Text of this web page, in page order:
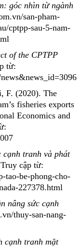
góc nhìn từ ngành
san-pham-
cptpp-sau-5-nam-
of the CPTPP
từ:
F. (2020). The
fisheries exports
Economics and
cạnh tranh và phát
Truy cập từ:
tao-be-phong-cho-
227378.html
nâng sức cạnh
thuy-san-nang-
cạnh tranh mặt